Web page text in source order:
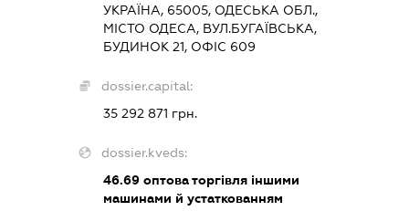
УКРАЇНА, 65005, ОДЕСЬКА ОБЛ.,
МІСТО ОДЕСА, ВУЛ.БУГАЇВСЬКА,
БУДИНОК 21, ОФІС 609
dossier.capital:
35 292 871 грн.
dossier.kveds:
46.69 оптова торгівля іншими
машинами й устаткованням